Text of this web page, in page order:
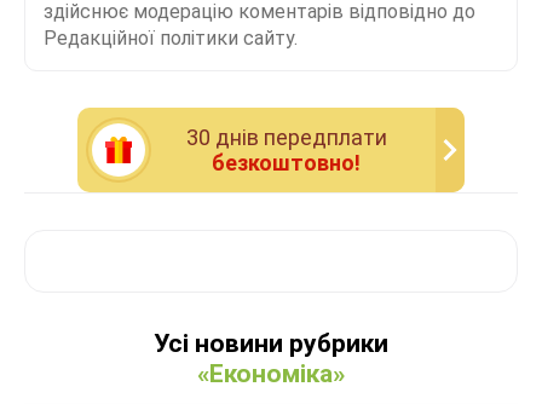
здійснює модерацію коментарів відповідно до
Редакційної політики сайту.
30 днiв передплати
безкоштовно!
Усі новини рубрики
«Економіка»